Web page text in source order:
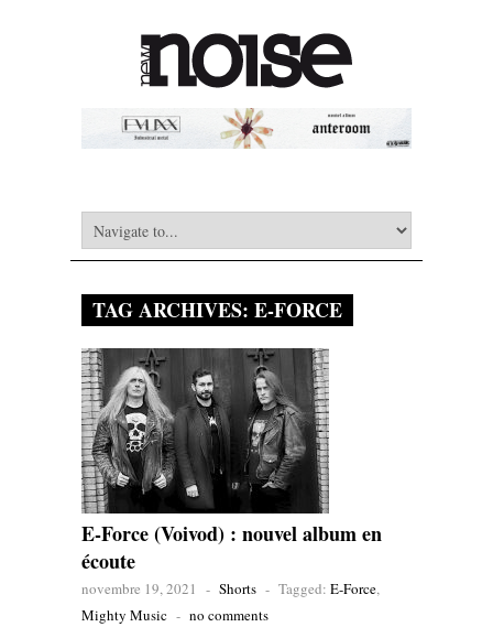
TAG ARCHIVES: E-FORCE
E-Force (Voivod) : nouvel album en
écoute
novembre 19, 2021 - Shorts - Tagged: E-Force,
Mighty Music - no comments